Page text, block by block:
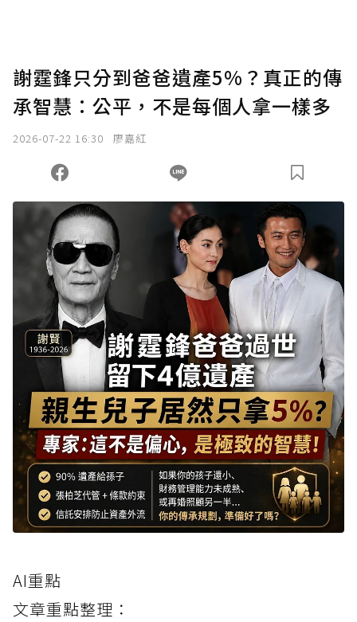
謝霆鋒只分到爸爸遺產5%？真正的傳
承智慧：公平，不是每個人拿一樣多
2026-07-22 16:30 廖嘉紅
AI重點
文章重點整理：